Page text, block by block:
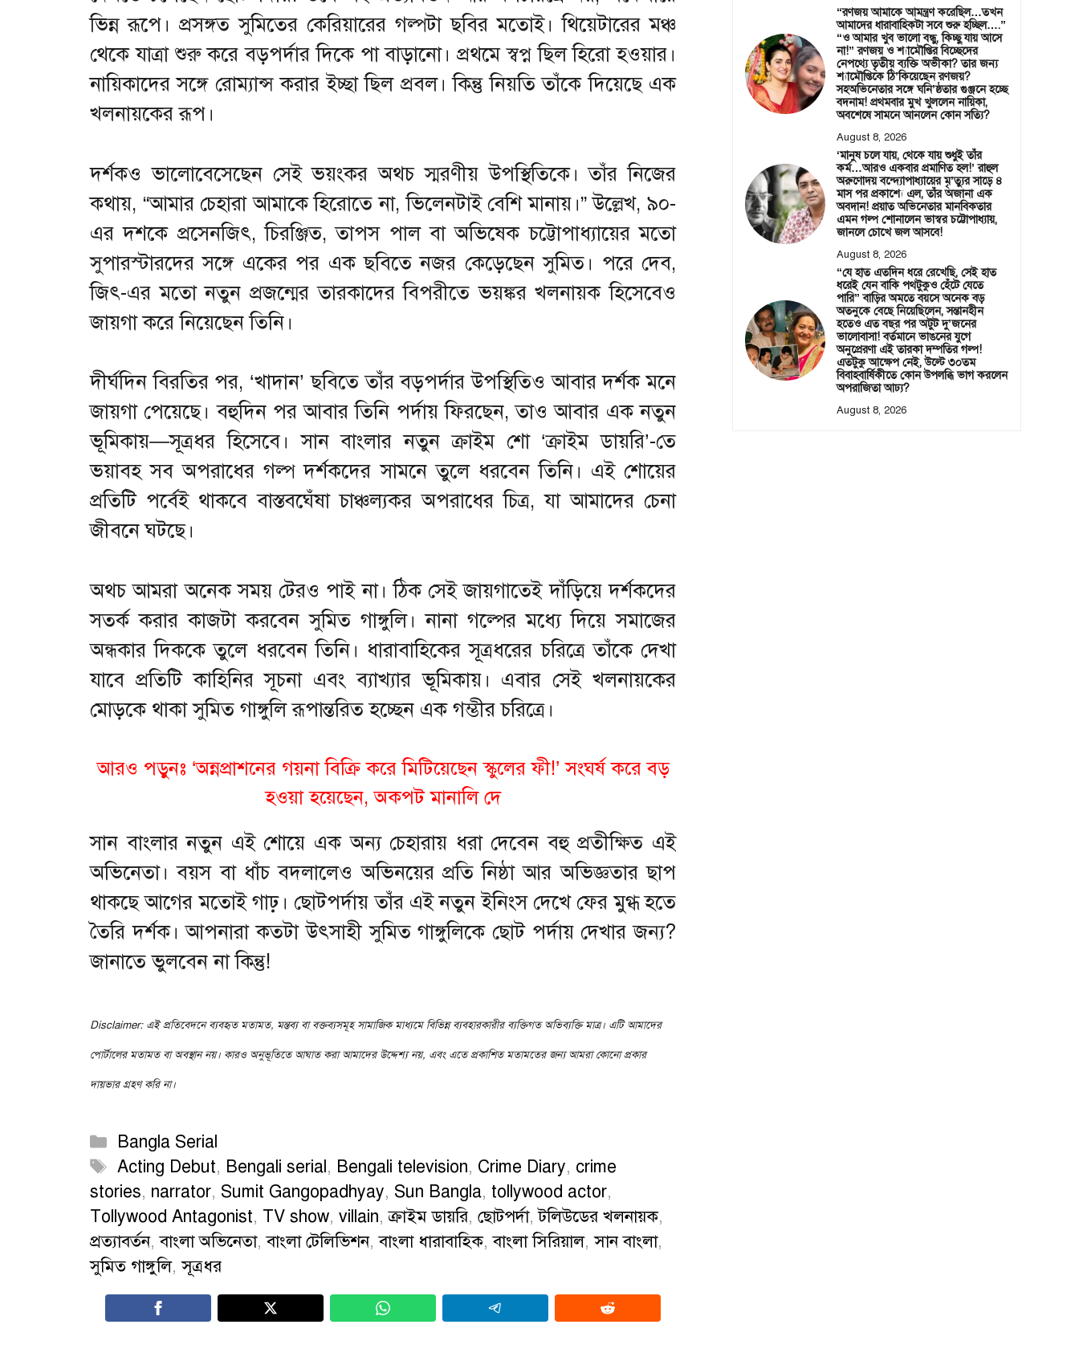
ভিন্ন রূপে। প্রসঙ্গত সুমিতের কেরিয়ারের গল্পটা ছবির মতোই। থিয়েটারের মঞ্চ
থেকে যাত্রা শুরু করে বড়পর্দার দিকে পা বাড়ানো। প্রথমে স্বপ্ন ছিল হিরো হওয়ার।
নায়িকাদের সঙ্গে রোম্যান্স করার ইচ্ছা ছিল প্রবল। কিন্তু নিয়তি তাঁকে দিয়েছে এক
খলনায়কের রূপ।
দর্শকও ভালোবেসেছেন সেই ভয়ংকর অথচ স্মরণীয় উপস্থিতিকে। তাঁর নিজের
কথায়, “আমার চেহারা আমাকে হিরোতে না, ভিলেনটাই বেশি মানায়।” উল্লেখ, ৯০-
এর দশকে প্রসেনজিৎ, চিরঞ্জিত, তাপস পাল বা অভিষেক চট্টোপাধ্যায়ের মতো
সুপারস্টারদের সঙ্গে একের পর এক ছবিতে নজর কেড়েছেন সুমিত। পরে দেব,
জিৎ-এর মতো নতুন প্রজন্মের তারকাদের বিপরীতে ভয়ঙ্কর খলনায়ক হিসেবেও
জায়গা করে নিয়েছেন তিনি।
দীর্ঘদিন বিরতির পর, ‘খাদান’ ছবিতে তাঁর বড়পর্দার উপস্থিতিও আবার দর্শক মনে
জায়গা পেয়েছে। বহুদিন পর আবার তিনি পর্দায় ফিরছেন, তাও আবার এক নতুন
ভূমিকায়—সূত্রধর হিসেবে। সান বাংলার নতুন ক্রাইম শো ‘ক্রাইম ডায়রি’-তে
ভয়াবহ সব অপরাধের গল্প দর্শকদের সামনে তুলে ধরবেন তিনি। এই শোয়ের
প্রতিটি পর্বেই থাকবে বাস্তবঘেঁষা চাঞ্চল্যকর অপরাধের চিত্র, যা আমাদের চেনা
জীবনে ঘটছে।
অথচ আমরা অনেক সময় টেরও পাই না। ঠিক সেই জায়গাতেই দাঁড়িয়ে দর্শকদের
সতর্ক করার কাজটা করবেন সুমিত গাঙ্গুলি। নানা গল্পের মধ্যে দিয়ে সমাজের
অন্ধকার দিককে তুলে ধরবেন তিনি। ধারাবাহিকের সূত্রধরের চরিত্রে তাঁকে দেখা
যাবে প্রতিটি কাহিনির সূচনা এবং ব্যাখ্যার ভূমিকায়। এবার সেই খলনায়কের
মোড়কে থাকা সুমিত গাঙ্গুলি রূপান্তরিত হচ্ছেন এক গম্ভীর চরিত্রে।
আরও পড়ুনঃ ‘অন্নপ্রাশনের গয়না বিক্রি করে মিটিয়েছেন স্কুলের ফী!’ সংঘর্ষ করে বড়
হওয়া হয়েছেন, অকপট মানালি দে
সান বাংলার নতুন এই শোয়ে এক অন্য চেহারায় ধরা দেবেন বহু প্রতীক্ষিত এই
অভিনেতা। বয়স বা ধাঁচ বদলালেও অভিনয়ের প্রতি নিষ্ঠা আর অভিজ্ঞতার ছাপ
থাকছে আগের মতোই গাঢ়। ছোটপর্দায় তাঁর এই নতুন ইনিংস দেখে ফের মুগ্ধ হতে
তৈরি দর্শক। আপনারা কতটা উৎসাহী সুমিত গাঙ্গুলিকে ছোট পর্দায় দেখার জন্য?
জানাতে ভুলবেন না কিন্তু!
Disclaimer: এই প্রতিবেদনে ব্যবহৃত মতামত, মন্তব্য বা বক্তব্যসমূহ সামাজিক মাধ্যমে বিভিন্ন ব্যবহারকারীর ব্যক্তিগত অভিব্যক্তি মাত্র। এটি আমাদের
পোর্টালের মতামত বা অবস্থান নয়। কারও অনুভূতিতে আঘাত করা আমাদের উদ্দেশ্য নয়, এবং এতে প্রকাশিত মতামতের জন্য আমরা কোনো প্রকার
দায়ভার গ্রহণ করি না।
Categories
Bangla Serial
Tags
Acting Debut, Bengali serial, Bengali television, Crime Diary, crime
stories, narrator, Sumit Gangopadhyay, Sun Bangla, tollywood actor,
Tollywood Antagonist, TV show, villain,ক্রাইম ডায়রি, ছোটপর্দা,টলিউডের খলনায়ক,
প্রত্যাবর্তন,বাংলা অভিনেতা,বাংলা টেলিভিশন,বাংলা ধারাবাহিক,বাংলা সিরিয়াল,সান বাংলা,
সুমিত গাঙ্গুলি,সূত্রধর
“রণজয় আমাকে আমন্ত্রণ করেছিল…তখন
আমাদের ধারাবাহিকটা সবে শুরু হচ্ছিল….”
“ও আমার খুব ভালো বন্ধু, কিচ্ছু যায় আসে
না!” রণজয় ও শ্যামৌপ্তির বিচ্ছেদের
নেপথ্যে তৃতীয় ব্যক্তি অভীকা? তার জন্য
শ্যামৌপ্তিকে ঠি’কিয়েছেন রণজয়?
সহঅভিনেতার সঙ্গে ঘনি’ষ্ঠতার গুঞ্জনে হচ্ছে
বদনাম! প্রথমবার মুখ খুললেন নায়িকা,
অবশেষে সামনে আনলেন কোন সত্যি?
August 8, 2026
‘মানুষ চলে যায়, থেকে যায় শুধুই তাঁর
কর্ম…আরও একবার প্রমাণিত হল!’ রাহুল
অরুণোদয় বন্দ্যোপাধ্যায়ের মৃ’ত্যুর সাড়ে ৪
মাস পর প্রকাশ্যে এল, তাঁর অজানা এক
অবদান! প্রয়াত অভিনেতার মানবিকতার
এমন গল্প শোনালেন ভাস্বর চট্টোপাধ্যায়,
জানলে চোখে জল আসবে!
August 8, 2026
“যে হাত এতদিন ধরে রেখেছি, সেই হাত
ধরেই যেন বাকি পথটুকুও হেঁটে যেতে
পারি” বাড়ির অমতে বয়সে অনেক বড়
অতনুকে বেছে নিয়েছিলেন, সন্তানহীন
হতেও এত বছর পর অটুট দু’জনের
ভালোবাসা! বর্তমানে ভাঙনের যুগে
অনুপ্রেরণা এই তারকা দম্পতির গল্প!
এতটুকু আক্ষেপ নেই, উল্টে ৩০তম
বিবাহবার্ষিকীতে কোন উপলব্ধি ভাগ করলেন
অপরাজিতা আঢ্য?
August 8, 2026